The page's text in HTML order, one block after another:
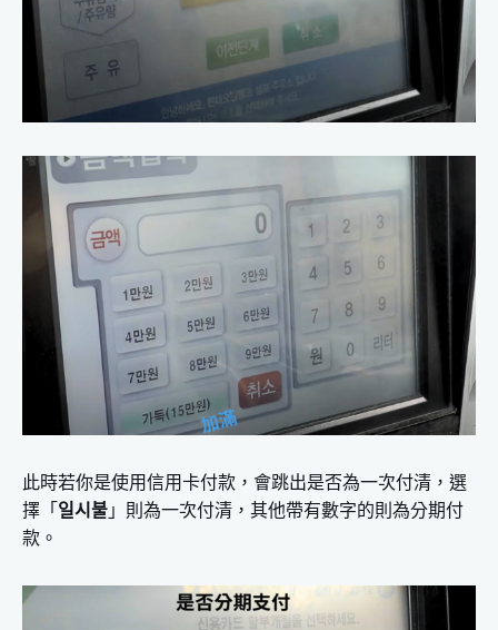
此時若你是使用信用卡付款，會跳出是否為一次付清，選
擇「 일시불 」則為一次付清，其他帶有數字的則為分期付
款。